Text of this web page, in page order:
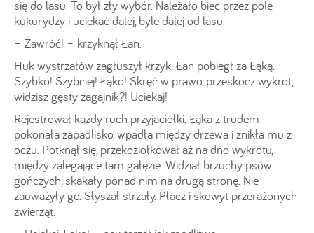
się do lasu. To był zły wybór. Należało biec przez pole
kukurydzy i uciekać dalej, byle dalej od lasu.
– Zawróć! – krzyknął Łan.
Huk wystrzałów zagłuszył krzyk. Łan pobiegł za Łąką. –
Szybko! Szybciej! Łąko! Skręć w prawo, przeskocz wykrot,
widzisz gęsty zagajnik?! Uciekaj!
Rejestrował każdy ruch przyjaciółki. Łąka z trudem
pokonała zapadlisko, wpadła między drzewa i znikła mu z
oczu. Potknął się, przekoziołkował aż na dno wykrotu,
między zalegające tam gałęzie. Widział brzuchy psów
gończych, skakały ponad nim na drugą stronę. Nie
zauważyły go. Słyszał strzały. Płacz i skowyt przerażonych
zwierząt.